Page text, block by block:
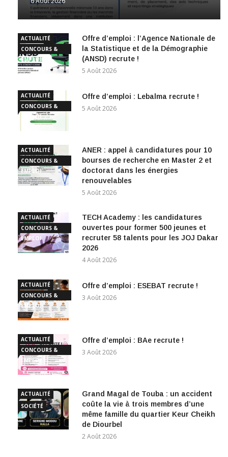
ACTUALITÉ
CONCOURS &
EMPLOI
Offre d’emploi : l’Agence Nationale de
la Statistique et de la Démographie
(ANSD) recrute !
5 Août 2026
ACTUALITÉ
CONCOURS &
EMPLOI
Offre d’emploi : Lebalma recrute !
5 Août 2026
ACTUALITÉ
CONCOURS &
EMPLOI
ANER : appel à candidatures pour 10
bourses de recherche en Master 2 et
doctorat dans les énergies
renouvelables
5 Août 2026
ACTUALITÉ
CONCOURS &
EMPLOI
TECH Academy : les candidatures
ouvertes pour former 500 jeunes et
recruter 58 talents pour les JOJ Dakar
2026
4 Août 2026
ACTUALITÉ
CONCOURS &
EMPLOI
Offre d’emploi : ESEBAT recrute !
3 Août 2026
ACTUALITÉ
CONCOURS &
EMPLOI
Offre d’emploi : BAe recrute !
3 Août 2026
ACTUALITÉ
SOCIÉTÉ
Grand Magal de Touba : un accident
coûte la vie à trois membres d’une
même famille du quartier Keur Cheikh
de Diourbel
2 Août 2026